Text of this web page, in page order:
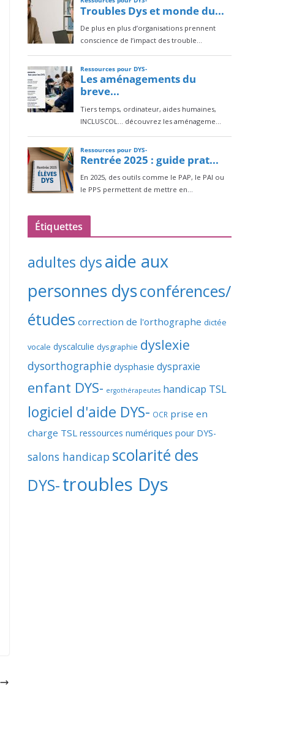
Étiquettes
adultes dysaide aux
personnes dysconférences/
études correction de l'orthographe dictée
vocale dyscalculie dysgraphie dyslexie
dysorthographie dysphasie dyspraxie
enfant DYS- ergothérapeutes handicap TSL
logiciel d'aide DYS- OCR prise en
charge TSL ressources numériques pour DYS-
salons handicap scolarité des
DYS-troubles Dys